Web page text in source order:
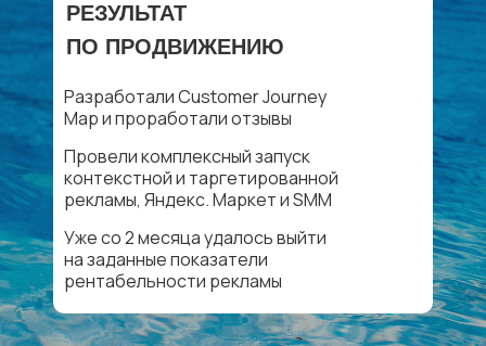
Разработали Customer Journey
Map и проработали отзывы
Провели комплексный запуск
контекстной и таргетированной
рекламы, Яндекс. Маркет и SMM
Уже со 2 месяца удалось выйти
на заданные показатели
рентабельности рекламы
РЕЗУЛЬТАТ
ПО ПРОДВИЖЕНИЮ